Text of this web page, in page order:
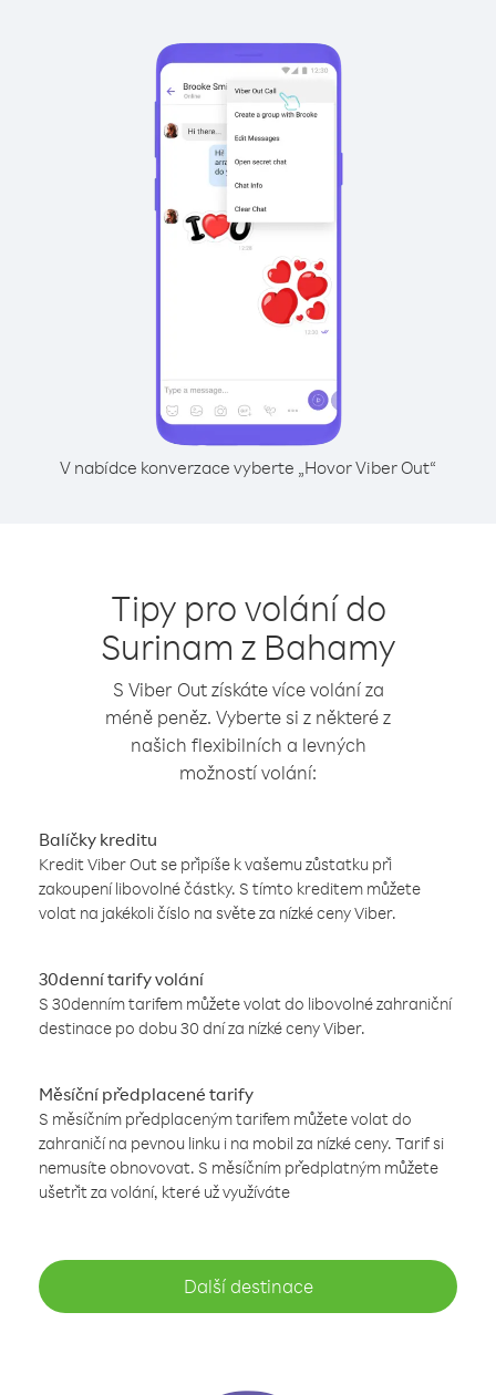
V nabídce konverzace vyberte „Hovor Viber Out“
Tipy pro volání do
Surinam z Bahamy
S Viber Out získáte více volání za
méně peněz. Vyberte si z některé z
našich flexibilních a levných
možností volání:
Balíčky kreditu
Kredit Viber Out se připíše k vašemu zůstatku při
zakoupení libovolné částky. S tímto kreditem můžete
volat na jakékoli číslo na světe za nízké ceny Viber.
30denní tarify volání
S 30denním tarifem můžete volat do libovolné zahraniční
destinace po dobu 30 dní za nízké ceny Viber.
Měsíční předplacené tarify
S měsíčním předplaceným tarifem můžete volat do
zahraničí na pevnou linku i na mobil za nízké ceny. Tarif si
nemusíte obnovovat. S měsíčním předplatným můžete
ušetřit za volání, které už využíváte
Další destinace